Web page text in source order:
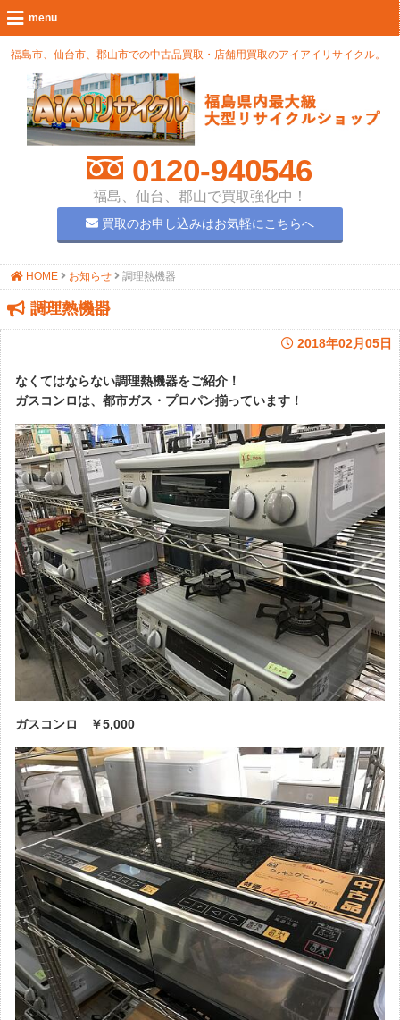
福島市、仙台市、郡山市での中古品買取・店舗用買取のアイアイリサイクル。
0120-940546
福島、仙台、郡山で買取強化中！
買取のお申し込みはお気軽にこちらへ
HOME お知らせ 調理熱機器
調理熱機器
2018年02月05日
なくてはならない調理熱機器をご紹介！
ガスコンロは、都市ガス・プロパン揃っています！
ガスコンロ ￥5,000